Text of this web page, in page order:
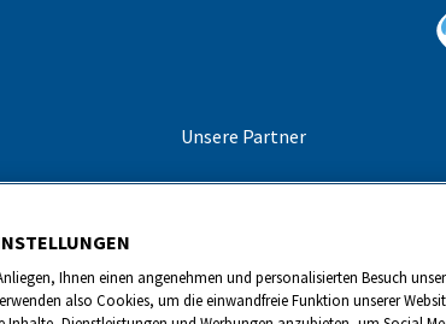
Unsere Partner
Unsere Marken
Ihnen einen angenehmen und personalisierten Besuch
also Cookies, um die einwandfreie Funktion unserer